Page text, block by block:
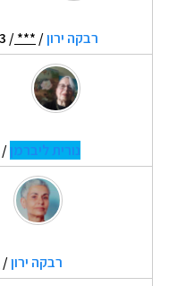
רבקה ירון/
***
/ 23/04/2023 13:46
נורית ליברמן/
רבקה ירון/